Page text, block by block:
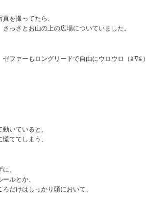
を撮ってたら、
さっさとお山の上の広場についていました。
ゼファーもロングリードで自由にウロウロ（≧∇≦）
いていると、
ててしまう、
、
ルとか、
だけはしっかり頭において、